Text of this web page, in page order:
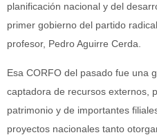
planificación nacional y del
primer gobierno del partido
profesor, Pedro Aguirre Cerda.
Esa CORFO del pasado fue una
captadora de recursos externos,
patrimonio y de importantes
proyectos nacionales tanto